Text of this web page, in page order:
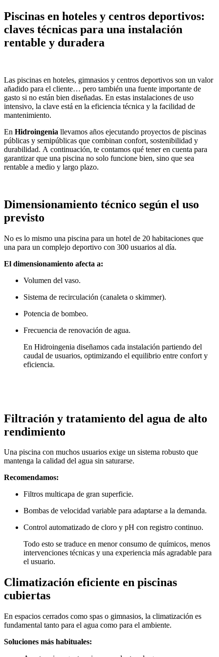
Piscinas en hoteles y centros deportivos:
claves técnicas para una instalación
rentable y duradera
Las piscinas en hoteles, gimnasios y centros deportivos son un valor
añadido para el cliente… pero también una fuente importante de
gasto si no están bien diseñadas. En estas instalaciones de uso
intensivo, la clave está en la eficiencia técnica y la facilidad de
mantenimiento.
En Hidroingenia llevamos años ejecutando proyectos de piscinas
públicas y semipúblicas que combinan confort, sostenibilidad y
durabilidad. A continuación, te contamos qué tener en cuenta para
garantizar que una piscina no solo funcione bien, sino que sea
rentable a medio y largo plazo.
Dimensionamiento técnico según el uso
previsto
No es lo mismo una piscina para un hotel de 20 habitaciones que
una para un complejo deportivo con 300 usuarios al día.
El dimensionamiento afecta a:
Volumen del vaso.
Sistema de recirculación (canaleta o skimmer).
Potencia de bombeo.
Frecuencia de renovación de agua.
En Hidroingenia diseñamos cada instalación partiendo del
caudal de usuarios, optimizando el equilibrio entre confort y
eficiencia.
Filtración y tratamiento del agua de alto
rendimiento
Una piscina con muchos usuarios exige un sistema robusto que
mantenga la calidad del agua sin saturarse.
Recomendamos:
Filtros multicapa de gran superficie.
Bombas de velocidad variable para adaptarse a la demanda.
Control automatizado de cloro y pH con registro continuo.
Todo esto se traduce en menor consumo de químicos, menos
intervenciones técnicas y una experiencia más agradable para
el usuario.
Climatización eficiente en piscinas
cubiertas
En espacios cerrados como spas o gimnasios, la climatización es
fundamental tanto para el agua como para el ambiente.
Soluciones más habituales: